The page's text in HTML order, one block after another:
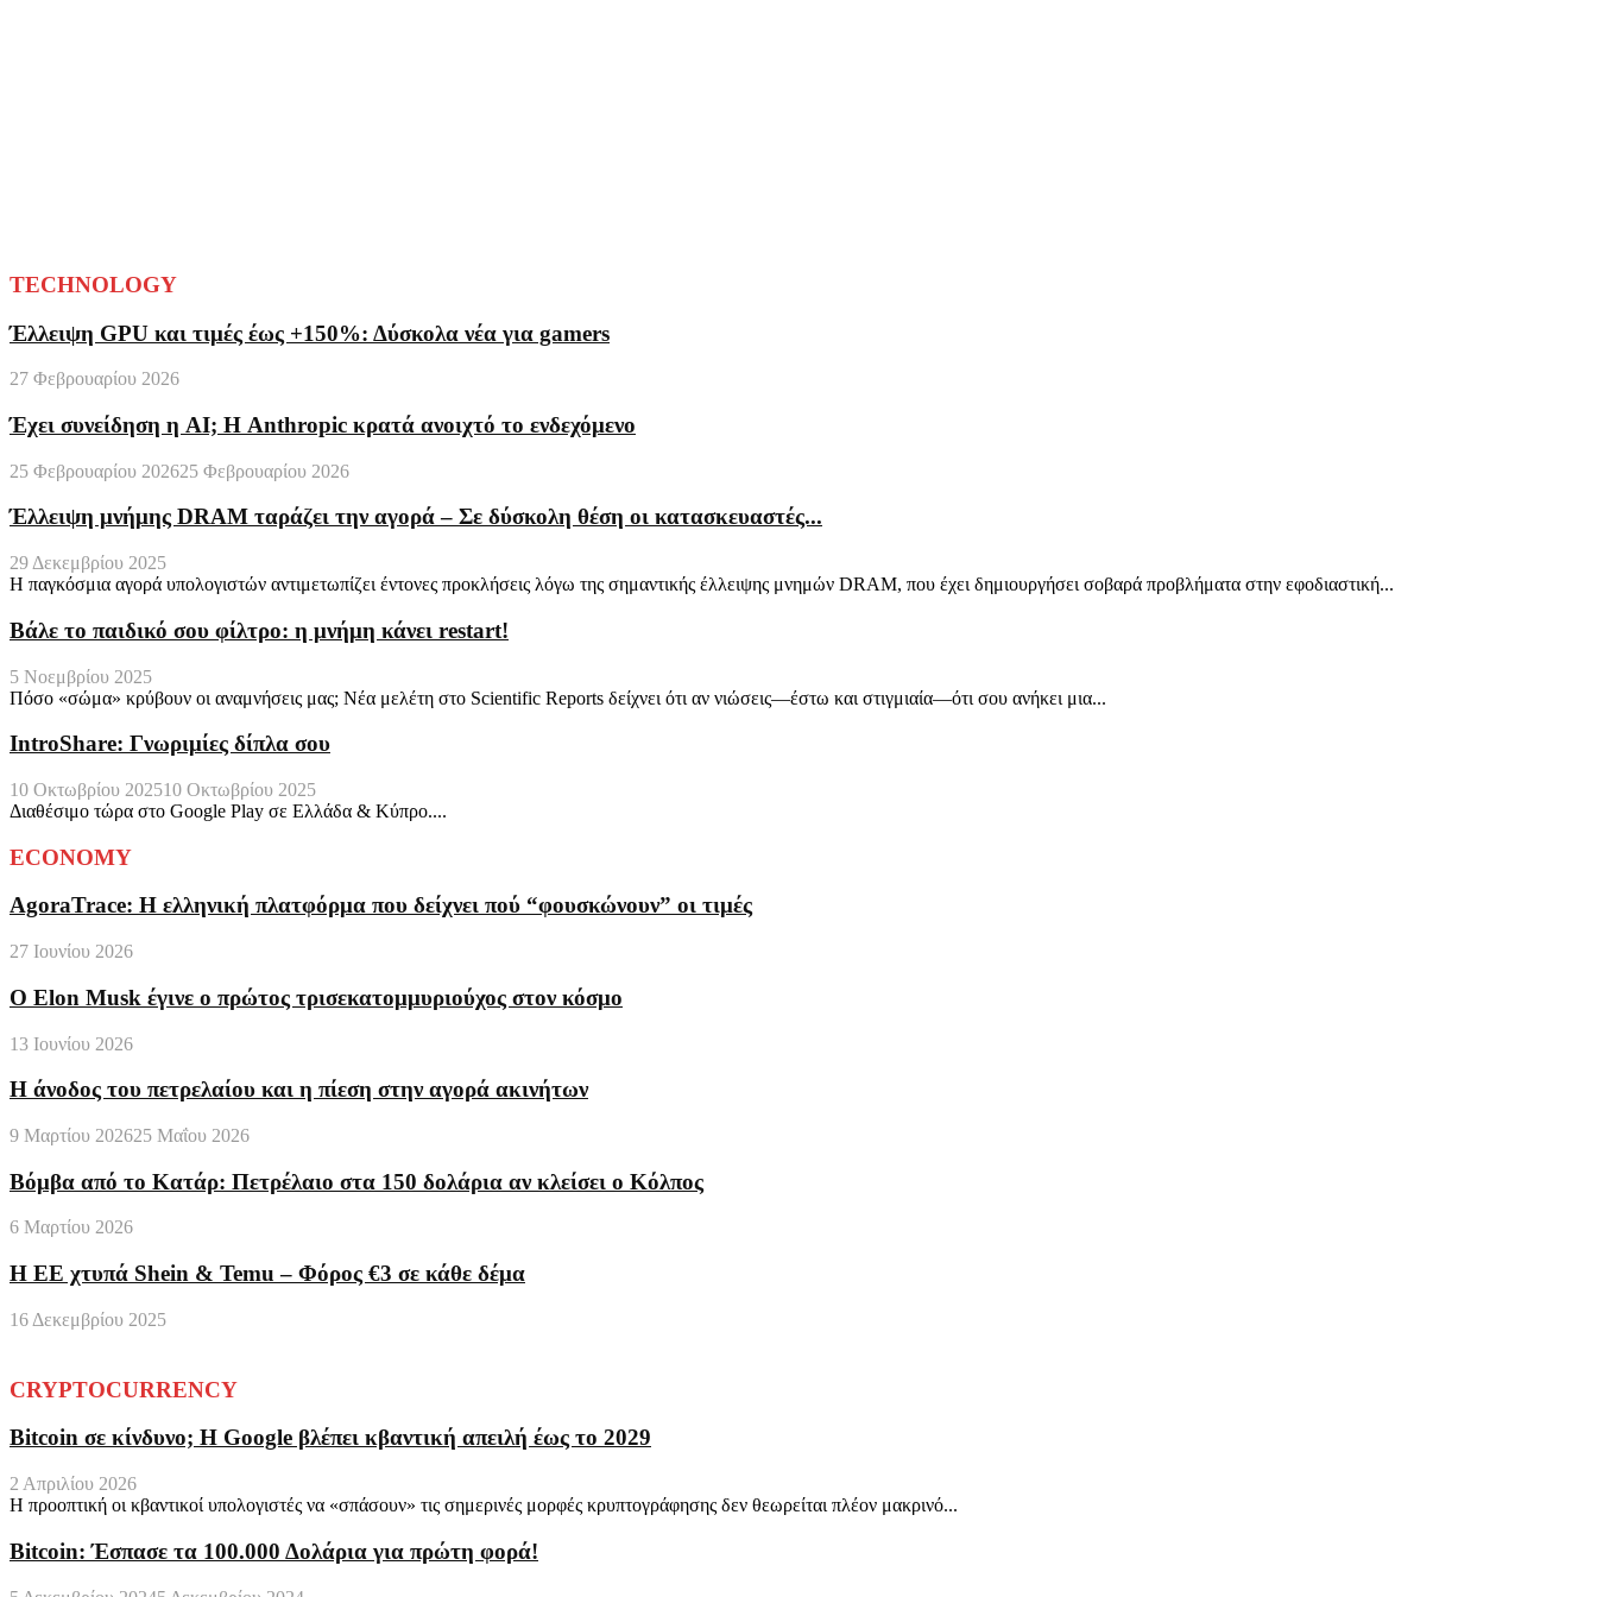
TECHNOLOGY
Έλλειψη GPU και τιμές έως +150%: Δύσκολα νέα για gamers
27 Φεβρουαρίου 2026
Έχει συνείδηση η AI; Η Anthropic κρατά ανοιχτό το ενδεχόμενο
25 Φεβρουαρίου 202625 Φεβρουαρίου 2026
Έλλειψη μνήμης DRAM ταράζει την αγορά – Σε δύσκολη θέση οι κατασκευαστές...
29 Δεκεμβρίου 2025
Η παγκόσμια αγορά υπολογιστών αντιμετωπίζει έντονες προκλήσεις λόγω της σημαντικής έλλειψης μνημών DRAM, που έχει δημιουργήσει σοβαρά προβλήματα στην εφοδιαστική...
Βάλε το παιδικό σου φίλτρο: η μνήμη κάνει restart!
5 Νοεμβρίου 2025
Πόσο «σώμα» κρύβουν οι αναμνήσεις μας; Νέα μελέτη στο Scientific Reports δείχνει ότι αν νιώσεις—έστω και στιγμιαία—ότι σου ανήκει μια...
IntroShare: Γνωριμίες δίπλα σου
10 Οκτωβρίου 202510 Οκτωβρίου 2025
Διαθέσιμο τώρα στο Google Play σε Ελλάδα & Κύπρο....
ECONOMY
AgoraTrace: Η ελληνική πλατφόρμα που δείχνει πού “φουσκώνουν” οι τιμές
27 Ιουνίου 2026
Ο Elon Musk έγινε ο πρώτος τρισεκατομμυριούχος στον κόσμο
13 Ιουνίου 2026
Η άνοδος του πετρελαίου και η πίεση στην αγορά ακινήτων
9 Μαρτίου 202625 Μαΐου 2026
Βόμβα από το Κατάρ: Πετρέλαιο στα 150 δολάρια αν κλείσει ο Κόλπος
6 Μαρτίου 2026
Η ΕΕ χτυπά Shein & Temu – Φόρος €3 σε κάθε δέμα
16 Δεκεμβρίου 2025
CRYPTOCURRENCY
Bitcoin σε κίνδυνο; Η Google βλέπει κβαντική απειλή έως το 2029
2 Απριλίου 2026
Η προοπτική οι κβαντικοί υπολογιστές να «σπάσουν» τις σημερινές μορφές κρυπτογράφησης δεν θεωρείται πλέον μακρινό...
Bitcoin: Έσπασε τα 100.000 Δολάρια για πρώτη φορά!